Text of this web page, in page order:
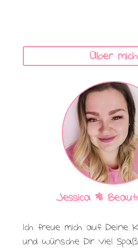
Über mich
Jessica |
Ich freue mich auf Deine
und wünsche Dir viel